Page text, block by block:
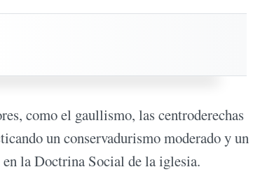
como el gaullismo, las centroderechas
un conservadurismo moderado y un
la Doctrina Social de la iglesia.